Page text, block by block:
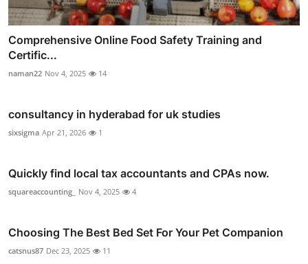
Comprehensive Online Food Safety Training and
Certific...
naman22 Nov 4, 2025 14
consultancy in hyderabad for uk studies
sixsigma Apr 21, 2026 1
Quickly find local tax accountants and CPAs now.
squareaccounting_ Nov 4, 2025 4
Choosing The Best Bed Set For Your Pet Companion
catsnus87 Dec 23, 2025 11